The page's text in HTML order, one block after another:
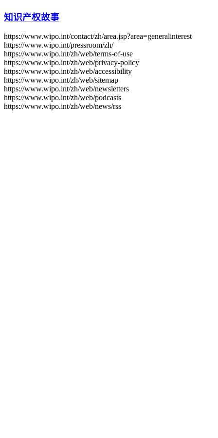
知识产权故事
https://www.wipo.int/contact/zh/area.jsp?area=generalinterest
https://www.wipo.int/pressroom/zh/
https://www.wipo.int/zh/web/terms-of-use
https://www.wipo.int/zh/web/privacy-policy
https://www.wipo.int/zh/web/accessibility
https://www.wipo.int/zh/web/sitemap
https://www.wipo.int/zh/web/newsletters
https://www.wipo.int/zh/web/podcasts
https://www.wipo.int/zh/web/news/rss